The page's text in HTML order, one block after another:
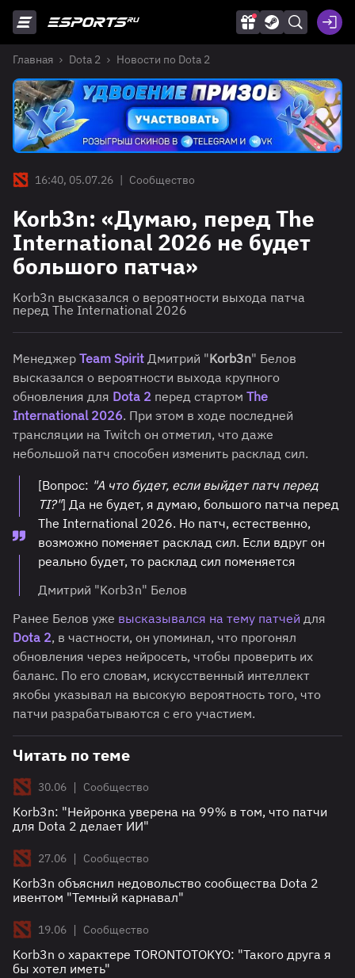
Главная Dota 2 Новости по Dota 2
16:40, 05.07.26 | Сообщество
Korb3n: «Думаю, перед The
International 2026 не будет
большого патча»
Korb3n высказался о вероятности выхода патча
перед The International 2026
Менеджер Team Spirit Дмитрий "Korb3n" Белов
высказался о вероятности выхода крупного
обновления для Dota 2 перед стартом The
International 2026. При этом в ходе последней
трансляции на Twitch он отметил, что даже
небольшой патч способен изменить расклад сил.
[Вопрос: "А что будет, если выйдет патч перед
TI?"] Да не будет, я думаю, большого патча перед
The International 2026. Но патч, естественно,
возможно поменяет расклад сил. Если вдруг он
реально будет, то расклад сил поменяется
Дмитрий "Korb3n" Белов
Ранее Белов уже высказывался на тему патчей для
Dota 2, в частности, он упоминал, что прогонял
обновления через нейросеть, чтобы проверить их
баланс. По его словам, искусственный интеллект
якобы указывал на высокую вероятность того, что
патчи разрабатываются с его участием.
Читать по теме
30.06 | Сообщество
Korb3n: "Нейронка уверена на 99% в том, что патчи
для Dota 2 делает ИИ"
27.06 | Сообщество
Korb3n объяснил недовольство сообщества Dota 2
ивентом "Темный карнавал"
19.06 | Сообщество
Korb3n о характере TORONTOTOKYO: "Такого друга я
бы хотел иметь"